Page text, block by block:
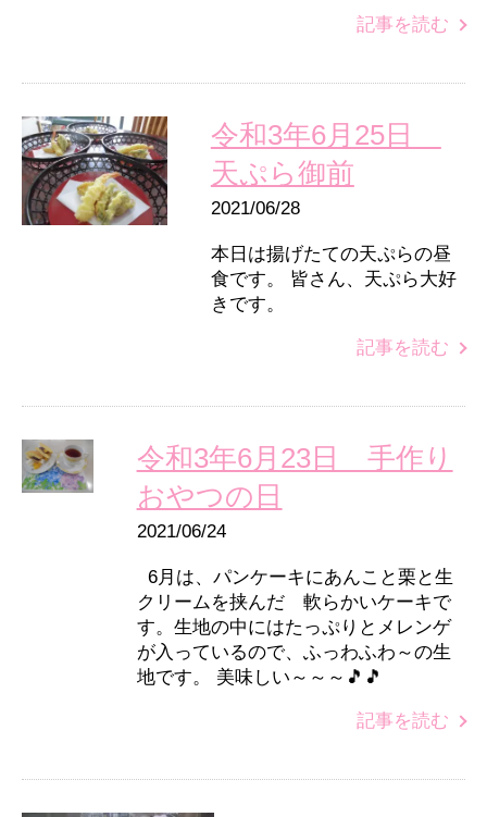
記事を読む
令和3年6月25日
天ぷら御前
2021/06/28
本日は揚げたての天ぷらの昼
食です。 皆さん、天ぷら大好
きです。
記事を読む
令和3年6月23日 手作り
おやつの日
2021/06/24
6月は、パンケーキにあんこと栗と生
クリームを挟んだ 軟らかいケーキで
す。生地の中にはたっぷりとメレンゲ
が入っているので、ふっわふわ～の生
地です。 美味しい～～～🎵🎵
記事を読む